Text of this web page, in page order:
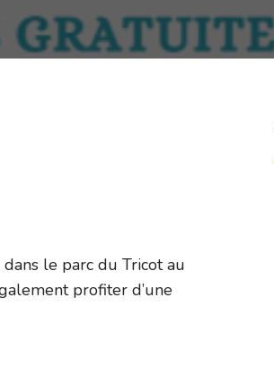
dans le parc du Tricot au
profiter d’une